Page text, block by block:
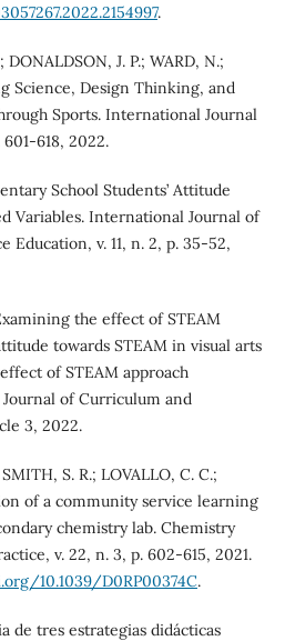
.
J. P.; WARD, N.;
Science, Design Thinking, and
Sports. International Journal
618, 2022.
School Students’ Attitude
Variables. International Journal of
Education, v. 11, n. 2, p. 35-52,
the effect of STEAM
towards STEAM in visual arts
of STEAM approach
of Curriculum and
3, 2022.
S. R.; LOVALLO, C. C.;
of a community service learning
chemistry lab. Chemistry
v. 22, n. 3, p. 602-615, 2021.
10.1039/D0RP00374C.
de tres estrategias didácticas